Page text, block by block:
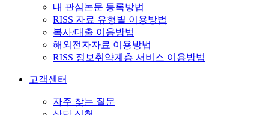
내 관심논문 등록방법
RISS 자료 유형별 이용방법
복사/대출 이용방법
해외전자자료 이용방법
RISS 정보취약계층 서비스 이용방법
고객센터
자주 찾는 질문